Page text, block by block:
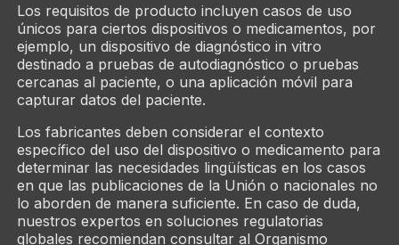
Los requisitos de producto incluyen casos de uso
únicos para ciertos dispositivos o medicamentos, por
ejemplo, un dispositivo de diagnóstico in vitro
destinado a pruebas de autodiagnóstico o pruebas
cercanas al paciente, o una aplicación móvil para
capturar datos del paciente.
Los fabricantes deben considerar el contexto
específico del uso del dispositivo o medicamento para
determinar las necesidades lingüísticas en los casos
en que las publicaciones de la Unión o nacionales no
lo aborden de manera suficiente. En caso de duda,
nuestros expertos en soluciones regulatorias
globales recomiendan consultar al Organismo